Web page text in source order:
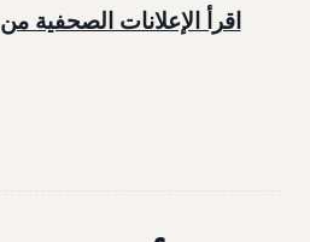
اقرأ الإعلانات الصحفية من Amazon Ads